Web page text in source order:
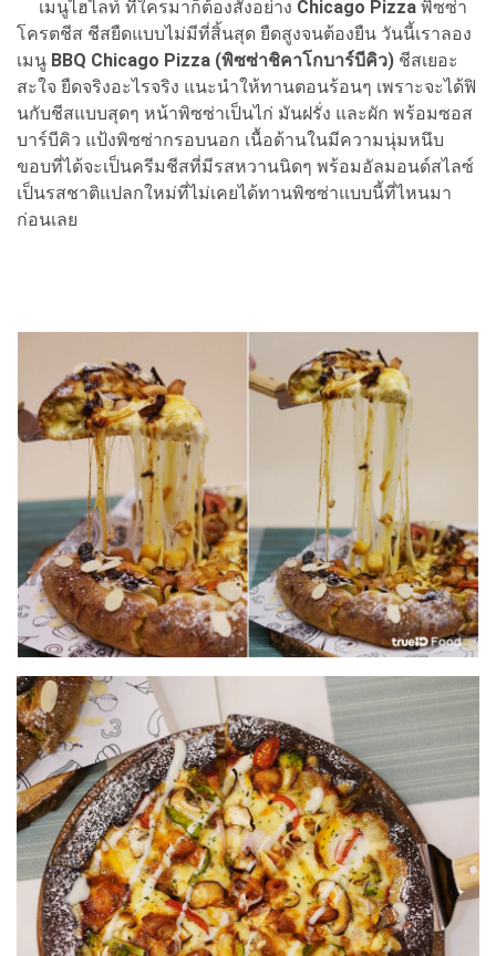
เมนูไฮไลท์ ที่ใครมาก็ต้องสั่งอย่าง Chicago Pizza พิซซ่า
โครตชีส ชีสยืดแบบไม่มีที่สิ้นสุด ยืดสูงจนต้องยืน วันนี้เราลอง
เมนู BBQ Chicago Pizza (พิซซ่าชิคาโกบาร์บีคิว) ชีสเยอะ
สะใจ ยืดจริงอะไรจริง แนะนำให้ทานตอนร้อนๆ เพราะจะได้ฟิ
นกับชีสแบบสุดๆ หน้าพิซซ่าเป็นไก่ มันฝรั่ง และผัก พร้อมซอส
บาร์บีคิว แป้งพิซซ่ากรอบนอก เนื้อด้านในมีความนุ่มหนึบ
ขอบที่ได้จะเป็นครีมชีสที่มีรสหวานนิดๆ พร้อมอัลมอนด์สไลซ์
เป็นรสชาติแปลกใหม่ที่ไม่เคยได้ทานพิซซ่าแบบนี้ที่ไหนมา
ก่อนเลย